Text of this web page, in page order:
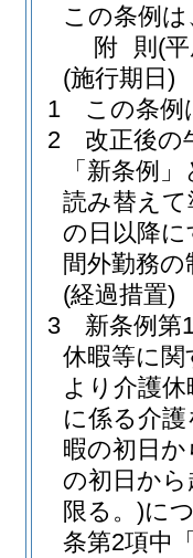
この条例
附 則 (
(施行期日)
1
この条例
2
改正後の
「新条例
読み替え
の日以降
間外勤務
(経過措置)
3
新条例第
休暇等に関
より介護
に係る介
暇の初日
の初日か
限る。)に
条第2項中